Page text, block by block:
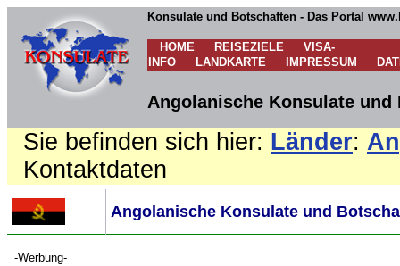
Konsulate und Botschaften - Das Portal
HOME REISEZIELE
VISA-
INFO
LANDKARTE IMPRESSUM
Angolanische Konsulate
Sie befinden sich hier: Länder:
Kontaktdaten
Angolanische Konsulate und
-Werbung-